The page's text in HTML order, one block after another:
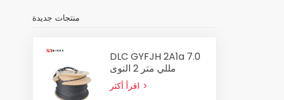
منتجات جديدة
DLC GYFJH 2A1a 7.0
مللي متر 2 النوى
الكابلات البصرية الجمعية
في الهواء الطلق الألياف